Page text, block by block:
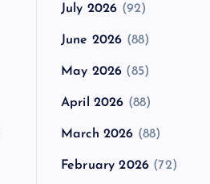
July 2026 (92)
June 2026 (88)
May 2026 (85)
April 2026 (88)
March 2026 (88)
February 2026 (72)